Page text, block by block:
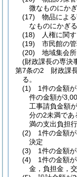
微なものにか
(17)
物品によ
なものにかぎ
(18)
人権に関す
(19)
市民館の
(20)
地域集会所
(財政課長の専決
第7条の2
財政課
る。
(1)
1件の金額
件の金額が
工事請負金額
分の2未満であ
満の支出負担
(2)
1件の金額
決定
(3)
1件の金額
(4)
1件の金額
金，負担金，